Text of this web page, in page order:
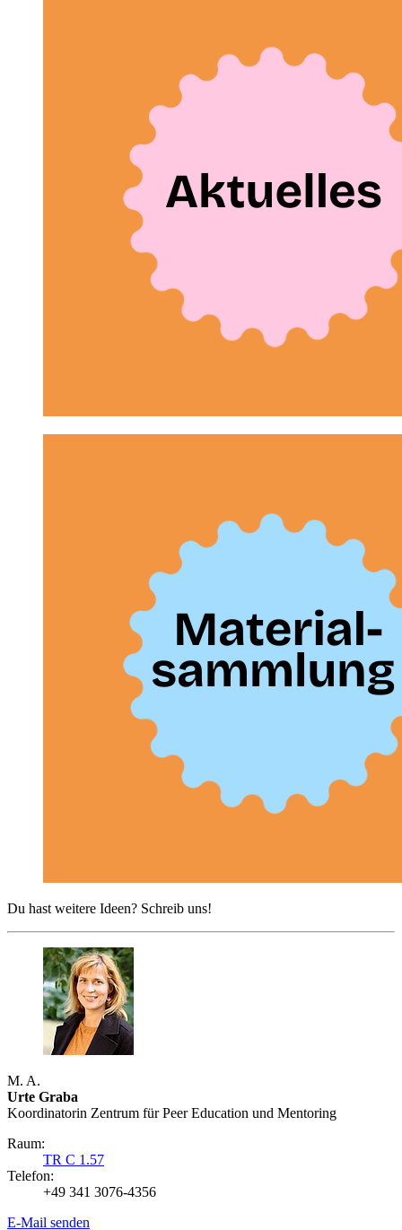
Du hast weitere Ideen? Schreib uns!
M. A.
Urte Graba
Koordinatorin Zentrum für Peer Education und Mentoring
Raum:
TR C 1.57
Telefon:
+49 341 3076-4356
E-Mail senden